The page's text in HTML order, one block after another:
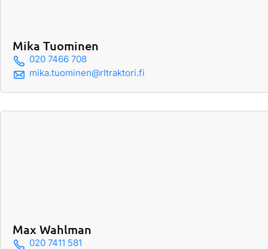
Mika Tuominen
020 7466 708
mika.tuominen@rltraktori.fi
Max Wahlman
020 7411 581